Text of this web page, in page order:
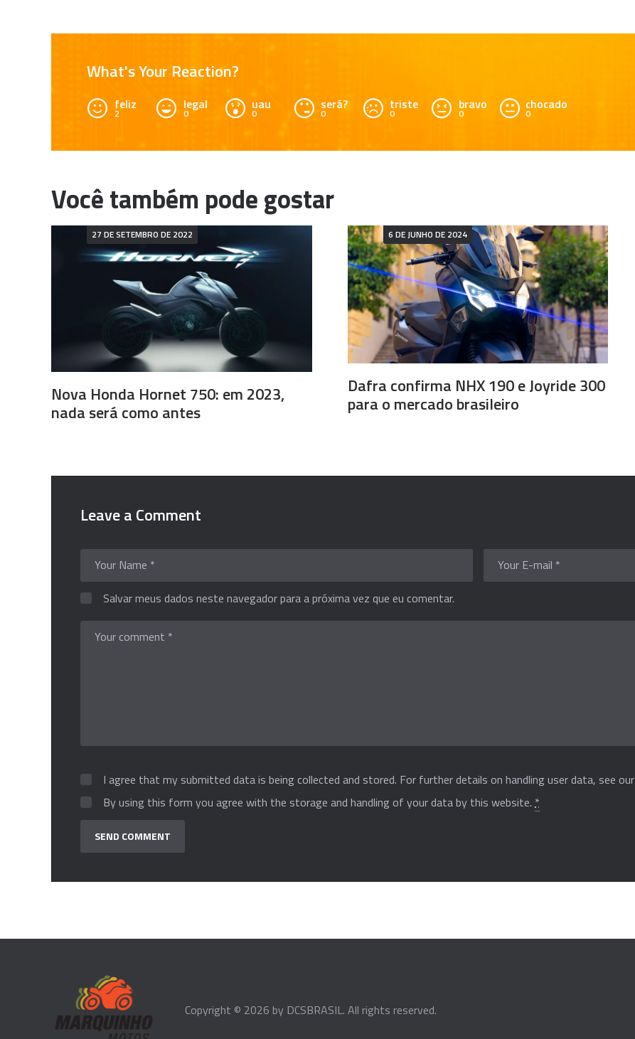
What's Your Reaction?
feliz
2
legal
0
uau
0
será?
0
triste
0
bravo
0
chocado
0
27 DE SETEMBRO DE 2022
Nova Honda Hornet 750: em 2023,
nada será como antes
6 DE JUNHO DE 2024
Dafra confirma NHX 190 e Joyride 300
para o mercado brasileiro
Leave a Comment
Salvar meus dados neste navegador para a próxima vez que eu comentar.
I agree that my submitted data is being collected and stored. For further details on handling user data, see our
By using this form you agree with the storage and handling of your data by this website. *
Copyright © 2026 by DCSBRASIL. All rights reserved.